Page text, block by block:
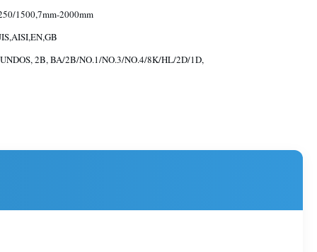
1500,7mm-2000mm
2B, BA/2B/NO.1/NO.3/NO.4/8K/HL/2D/1D,